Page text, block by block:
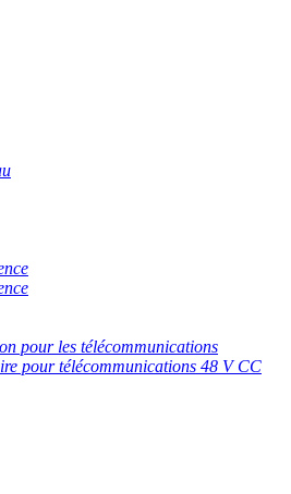
pour les télécommunications
pour télécommunications 48 V CC